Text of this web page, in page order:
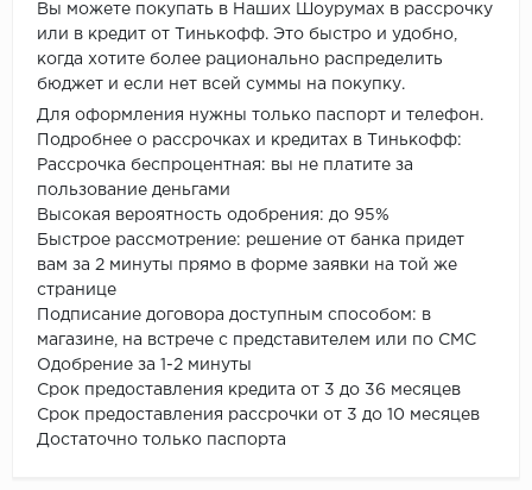
Вы можете покупать в Наших Шоурумах в рассрочку
или в кредит от Тинькофф. Это быстро и удобно,
когда хотите более рационально распределить
бюджет и если нет всей суммы на покупку.
Для оформления нужны только паспорт и телефон.
Подробнее о рассрочках и кредитах в Тинькофф:
Рассрочка беспроцентная: вы не платите за
пользование деньгами
Высокая вероятность одобрения: до 95%
Быстрое рассмотрение: решение от банка придет
вам за 2 минуты прямо в форме заявки на той же
странице
Подписание договора доступным способом: в
магазине, на встрече с представителем или по СМС
Одобрение за 1-2 минуты
Срок предоставления кредита от 3 до 36 месяцев
Срок предоставления рассрочки от 3 до 10 месяцев
Достаточно только паспорта